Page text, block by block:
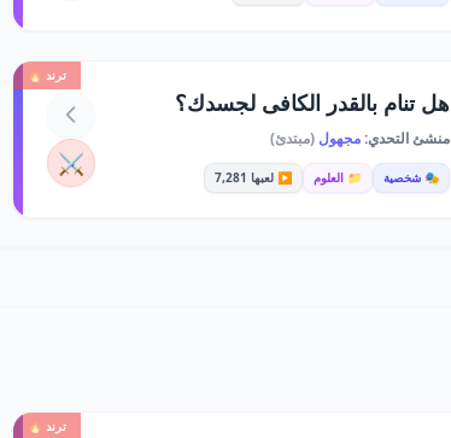
ترند 🔥
هل تنام بالقدر الكافى لجسدك؟
منشئ التحدي:مجهول(مبتدئ)
🎭 شخصية 📁 العلوم ▶️ لعبها 7,281 ⚔️
ترند 🔥